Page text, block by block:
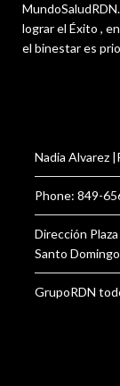
lograr el Éxito ,
el binestar es
Nadia Alvarez
Phone: 849-
Dirección
Santo
GrupoRDN